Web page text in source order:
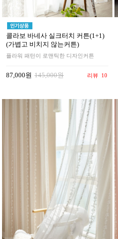
콜라보 바네사 실크터치 커튼(1+1)
(가볍고 비치지 않는커튼)
플라워 패턴이 로맨틱한 디자인커튼
87,000원 145,000원 리뷰 10